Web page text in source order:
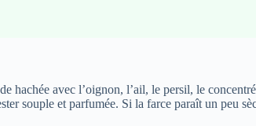
hachée avec l’oignon, l’ail, le persil, le
souple et parfumée. Si la farce paraît un peu